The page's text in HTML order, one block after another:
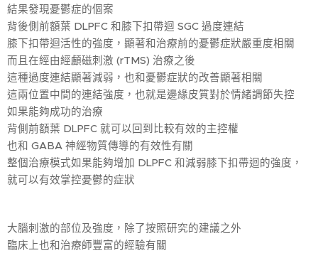
結果發現憂鬱症的個案
背後側前額葉 DLPFC 和膝下扣帶迴 SGC 過度連結
膝下扣帶迴活性的強度，顯著和治療前的憂鬱症狀嚴重度相關
而且在經由經顱磁刺激 (rTMS) 治療之後
這種過度連結顯著減弱，也和憂鬱症狀的改善顯著相關
這兩位置中間的連結強度，也就是邊緣皮質對於情緒調節失控
如果能夠成功的治療
背側前額葉 DLPFC 就可以回到比較有效的主控權
也和 GABA 神經物質傳導的有效性有關
整個治療模式如果能夠增加 DLPFC 和減弱膝下扣帶迴的強度，
就可以有效掌控憂鬱的症狀
大腦刺激的部位及強度，除了按照研究的建議之外
臨床上也和治療師豐富的經驗有關